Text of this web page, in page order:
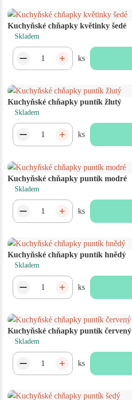
Kuchyňské chňapky květinky šedé
Skladem
ks
Kuchyňské chňapky puntík žlutý
Skladem
ks
Kuchyňské chňapky puntík modré
Skladem
ks
Kuchyňské chňapky puntík hnědý
Skladem
ks
Kuchyňské chňapky puntík červený
Skladem
ks